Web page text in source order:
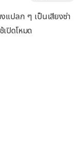
แปลก ๆ เป็นเสียงซ่า
เปิดโหมด